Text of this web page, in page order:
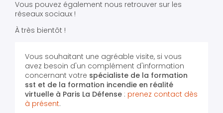
Vous pouvez également nous retrouver sur les
réseaux sociaux !
À très bientôt !
Vous souhaitant une agréable visite, si vous
avez besoin d'un complément d'information
concernant votre spécialiste de la formation
sst et de la formation incendie en réalité
virtuelle à Paris La Défense : prenez contact dès
à présent.